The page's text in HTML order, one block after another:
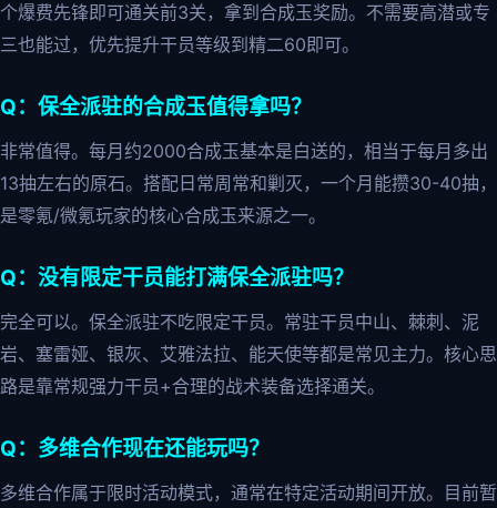
个爆费先锋即可通关前3关，拿到合成玉奖励。不需要高潜或专
三也能过，优先提升干员等级到精二60即可。
Q：保全派驻的合成玉值得拿吗？
非常值得。每月约2000合成玉基本是白送的，相当于每月多出
13抽左右的原石。搭配日常周常和剿灭，一个月能攒30-40抽，
是零氪/微氪玩家的核心合成玉来源之一。
Q：没有限定干员能打满保全派驻吗？
完全可以。保全派驻不吃限定干员。常驻干员中山、棘刺、泥
岩、塞雷娅、银灰、艾雅法拉、能天使等都是常见主力。核心思
路是靠常规强力干员+合理的战术装备选择通关。
Q：多维合作现在还能玩吗？
多维合作属于限时活动模式，通常在特定活动期间开放。目前暂